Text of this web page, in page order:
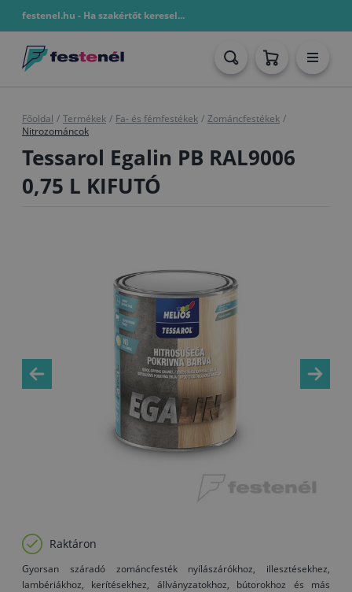
festenel.hu - Ha szakértőt keresel...
Főoldal / Termékek / Fa- és fémfestékek / Zománcfestékek /
Nitrozománcok
Tessarol Egalin PB RAL9006
0,75 L KIFUTÓ
Raktáron
Gyorsan száradó zománcfesték nyílászárókhoz, illesztésekhez,
lambériákhoz, kerítésekhez, állványzatokhoz, bútorokhoz és más